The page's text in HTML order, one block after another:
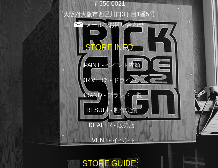
〒550-0021
大阪府大阪市西区川口3丁目1番5号
メールでお問い合わせ
STORE INFO
PAINT - ペイント依頼
DRIVER'S - ドライバー
BRAND - ブランド一覧
RESULT - 制作実績
DEALER - 販売店
EVENT - イベント
STORE GUIDE